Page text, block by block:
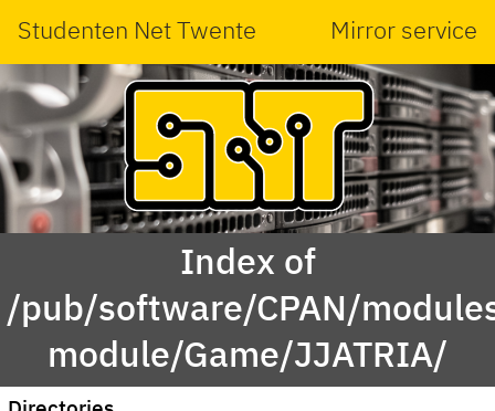
Studenten Net Twente Mirror service
Index of
/pub/software/CPAN/
module/Game/JJATRIA/